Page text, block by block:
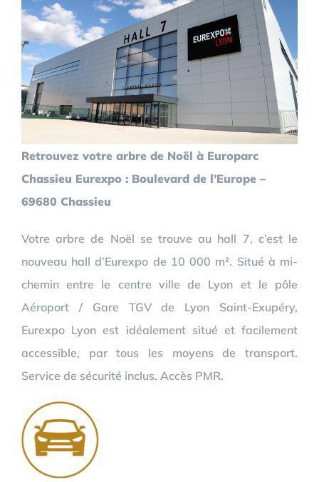
Retrouvez votre arbre de Noël à Europarc
Chassieu Eurexpo : Boulevard de l’Europe –
69680 Chassieu
Votre arbre de Noël se trouve au hall 7, c’est le
nouveau hall d’Eurexpo de 10 000 m². Situé à mi-
chemin entre le centre ville de Lyon et le pôle
Aéroport / Gare TGV de Lyon Saint-Exupéry,
Eurexpo Lyon est idéalement situé et facilement
accessible, par tous les moyens de transport.
Service de sécurité inclus. Accès PMR.